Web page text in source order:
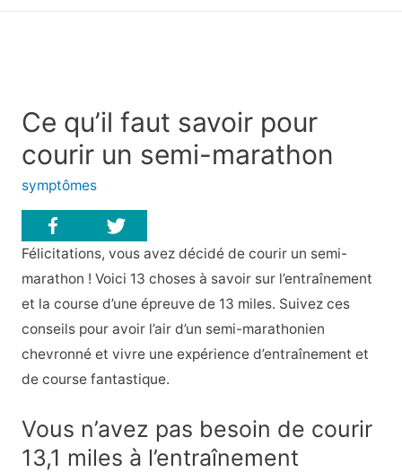
Ce qu’il faut savoir pour
courir un semi-marathon
symptômes
Félicitations, vous avez décidé de courir un semi-
marathon ! Voici 13 choses à savoir sur l’entraînement
et la course d’une épreuve de 13 miles. Suivez ces
conseils pour avoir l’air d’un semi-marathonien
chevronné et vivre une expérience d’entraînement et
de course fantastique.
Vous n’avez pas besoin de courir
13,1 miles à l’entraînement